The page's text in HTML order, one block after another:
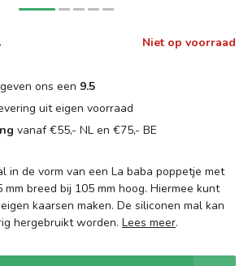
Niet op voorraad
geven ons een 9.5
uit eigen voorraad
vanaf €55,- NL en €75,- BE
in de vorm van een La baba poppetje met
breed bij 105 mm hoog. Hiermee kunt
kaarsen maken. De siliconen mal kan
hergebruikt worden. Lees meer.